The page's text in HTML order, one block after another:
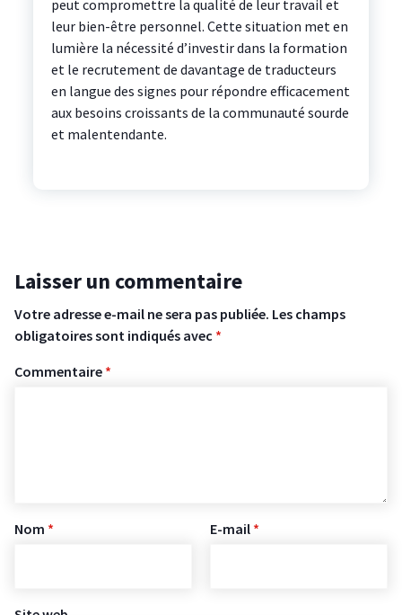
peut compromettre la qualité de leur travail et
leur bien-être personnel. Cette situation met en
lumière la nécessité d’investir dans la formation
et le recrutement de davantage de traducteurs
en langue des signes pour répondre efficacement
aux besoins croissants de la communauté sourde
et malentendante.
Laisser un commentaire
Votre adresse e-mail ne sera pas publiée. Les champs
obligatoires sont indiqués avec *
Commentaire *
Nom * E-mail *